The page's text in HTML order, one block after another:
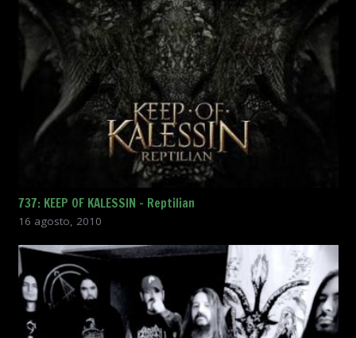
737: KEEP OF KALESSIN – Reptilian
16 agosto, 2010